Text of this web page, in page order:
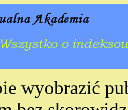
wyobrazić